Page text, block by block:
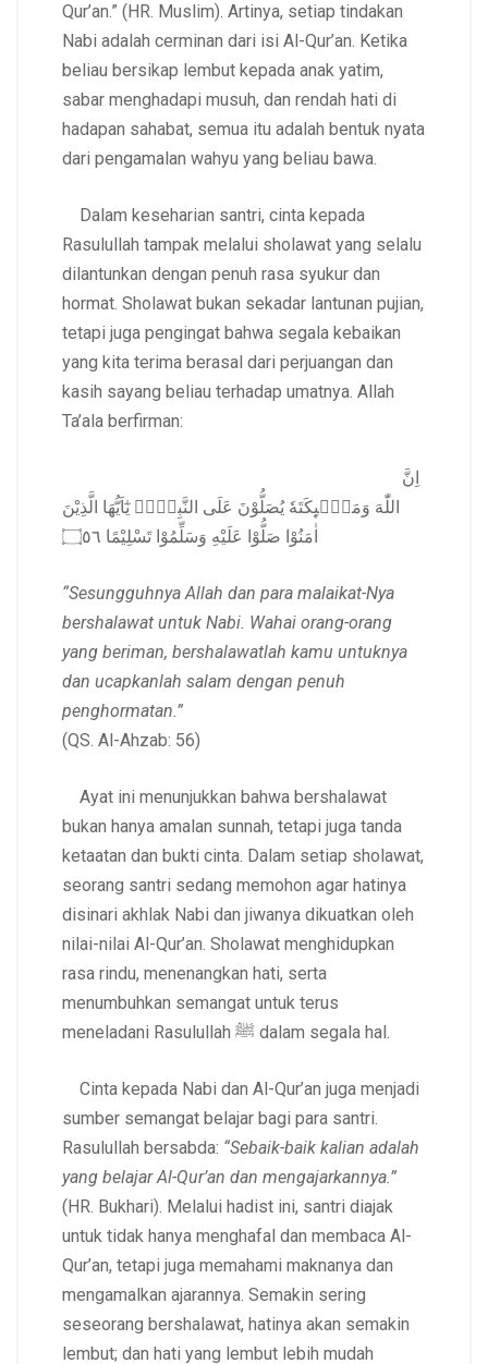
Qur’an.” (HR. Muslim). Artinya, setiap tindakan
Nabi adalah cerminan dari isi Al-Qur’an. Ketika
beliau bersikap lembut kepada anak yatim,
sabar menghadapi musuh, dan rendah hati di
hadapan sahabat, semua itu adalah bentuk nyata
dari pengamalan wahyu yang beliau bawa.
Dalam keseharian santri, cinta kepada
Rasulullah tampak melalui sholawat yang selalu
dilantunkan dengan penuh rasa syukur dan
hormat. Sholawat bukan sekadar lantunan pujian,
tetapi juga pengingat bahwa segala kebaikan
yang kita terima berasal dari perjuangan dan
kasih sayang beliau terhadap umatnya. Allah
Ta’ala berfirman:
اللّٰهَ وَمَلٰۤىِٕكَتَهٗ يُصَلُّوْنَ عَلَى النَّبِيِّۗ يٰٓاَيُّهَا الَّذِيْنَ
اٰمَنُوْا صَلُّوْا عَلَيْهِ وَسَلِّمُوْا تَسْلِيْمًا ۝٥٦
“Sesungguhnya Allah dan para malaikat-Nya
bershalawat untuk Nabi. Wahai orang-orang
yang beriman, bershalawatlah kamu untuknya
dan ucapkanlah salam dengan penuh
penghormatan.”
(QS. Al-Ahzab: 56)
Ayat ini menunjukkan bahwa bershalawat
bukan hanya amalan sunnah, tetapi juga tanda
ketaatan dan bukti cinta. Dalam setiap sholawat,
seorang santri sedang memohon agar hatinya
disinari akhlak Nabi dan jiwanya dikuatkan oleh
nilai-nilai Al-Qur’an. Sholawat menghidupkan
rasa rindu, menenangkan hati, serta
menumbuhkan semangat untuk terus
meneladani Rasulullah ﷺ dalam segala hal.
Cinta kepada Nabi dan Al-Qur’an juga menjadi
sumber semangat belajar bagi para santri.
Rasulullah bersabda: “Sebaik-baik kalian adalah
yang belajar Al-Qur’an dan mengajarkannya.”
(HR. Bukhari). Melalui hadist ini, santri diajak
untuk tidak hanya menghafal dan membaca Al-
Qur’an, tetapi juga memahami maknanya dan
mengamalkan ajarannya. Semakin sering
seseorang bershalawat, hatinya akan semakin
lembut; dan hati yang lembut lebih mudah